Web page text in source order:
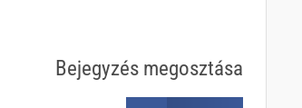
Bejegyzés megosztása